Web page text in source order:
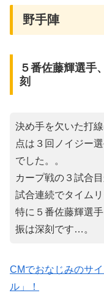
野手陣
５番佐藤輝選手
刻
決め手を欠いた打
点は３回ノイジー
でした。。
カープ戦の３試合
試合連続でタイム
特に５番佐藤輝選
振は深刻です…。
CMでおなじみのサ
ル」！